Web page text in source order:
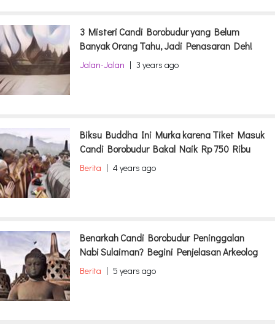
3 Misteri Candi Borobudur yang Belum
Banyak Orang Tahu, Jadi Penasaran Deh!
Jalan-Jalan | 3 years ago
Biksu Buddha Ini Murka karena Tiket Masuk
Candi Borobudur Bakal Naik Rp 750 Ribu
Berita | 4 years ago
Benarkah Candi Borobudur Peninggalan
Nabi Sulaiman? Begini Penjelasan Arkeolog
Berita | 5 years ago